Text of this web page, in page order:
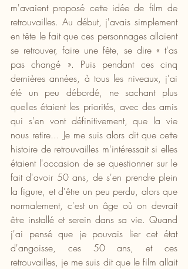
m'avaient proposé cette idée de film de
retrouvailles. Au début, j'avais simplement
en tête le fait que ces personnages allaient
se retrouver, faire une fête, se dire « t'as
pas changé ». Puis pendant ces cinq
dernières années, à tous les niveaux, j'ai
été un peu débordé, ne sachant plus
quelles étaient les priorités, avec des amis
qui s'en vont définitivement, que la vie
nous retire... Je me suis alors dit que cette
histoire de retrouvailles m'intéressait si elles
étaient l'occasion de se questionner sur le
fait d'avoir 50 ans, de s'en prendre plein
la figure, et d'être un peu perdu, alors que
normalement, c'est un âge où on devrait
être installé et serein dans sa vie. Quand
j'ai pensé que je pouvais lier cet état
d'angoisse, ces 50 ans, et ces
retrouvailles, je me suis dit que le film allait